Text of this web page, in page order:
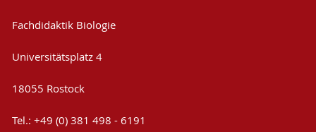
Fachdidaktik Biologie
Universitätsplatz 4
18055 Rostock
Tel.: +49 (0) 381 498 - 6191